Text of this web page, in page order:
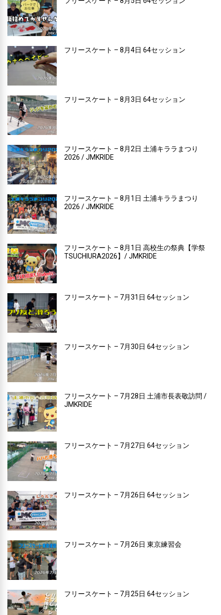
フリースケート – 8月4日 64セッション
フリースケート – 8月3日 64セッション
フリースケート – 8月2日 土浦キララまつり
2026 / JMKRIDE
フリースケート – 8月1日 土浦キララまつり
2026 / JMKRIDE
フリースケート – 8月1日 高校生の祭典【学祭
TSUCHIURA2026】/ JMKRIDE
フリースケート – 7月31日 64セッション
フリースケート – 7月30日 64セッション
フリースケート – 7月28日 土浦市長表敬訪問 /
JMKRIDE
フリースケート – 7月27日 64セッション
フリースケート – 7月26日 64セッション
フリースケート – 7月26日 東京練習会
フリースケート – 7月25日 64セッション